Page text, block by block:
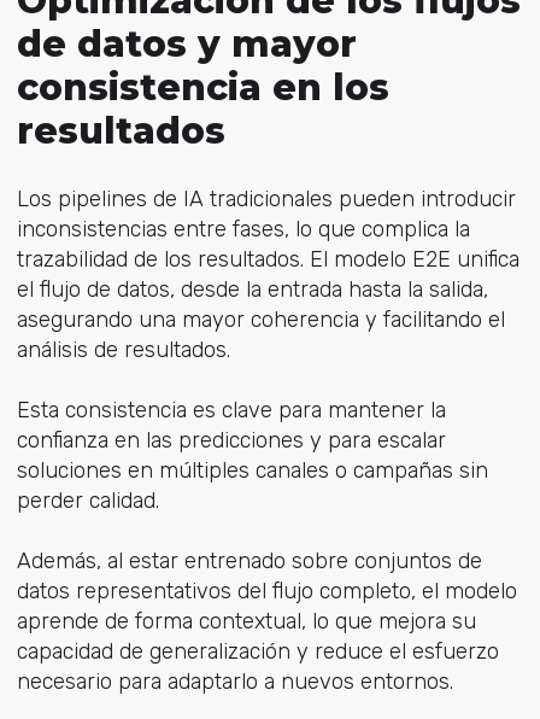
de datos y mayor
consistencia en los
resultados
Los pipelines de IA tradicionales pueden introducir
inconsistencias entre fases, lo que complica la
trazabilidad de los resultados. El modelo E2E unifica
el flujo de datos, desde la entrada hasta la salida,
asegurando una mayor coherencia y facilitando el
análisis de resultados.
Esta consistencia es clave para mantener la
confianza en las predicciones y para escalar
soluciones en múltiples canales o campañas sin
perder calidad.
Además, al estar entrenado sobre conjuntos de
datos representativos del flujo completo, el modelo
aprende de forma contextual, lo que mejora su
capacidad de generalización y reduce el esfuerzo
necesario para adaptarlo a nuevos entornos.